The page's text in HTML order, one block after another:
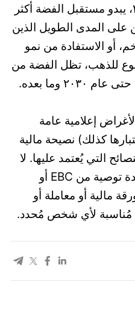
بالنظر إلى ما بعد عام ٢٠٢٥، يبدو مستقبل الفضة أكثر
على المدى الطويل الذين
أو الاستفادة من نمو
للذهب، تظل الفضة من
وما بعده.
إعلامية عامة
كذلك) نصيحة مالية
التي يُعتمد عليها. لا
يُمثل أي رأي مُقدم في المادة توصية من EBC أو
مالية أو معاملة أو
مُناسبة لأي شخص مُحدد.